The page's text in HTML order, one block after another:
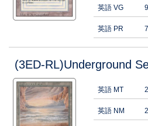
英語 VG
英語 PR
(3ED-RL)Underground
英語 MT
英語 NM